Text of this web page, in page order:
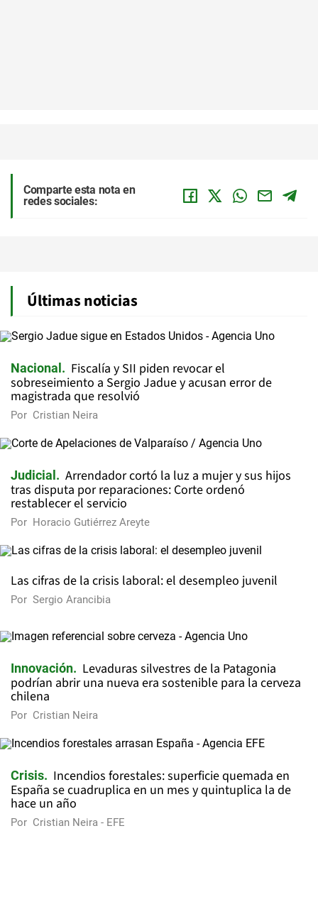
Comparte esta nota en
redes sociales:
Últimas noticias
Nacional
Fiscalía y SII piden revocar el
sobreseimiento a Sergio Jadue y acusan error de
magistrada que resolvió
Por Cristian Neira
Judicial
Arrendador cortó la luz a mujer y sus hijos
tras disputa por reparaciones: Corte ordenó
restablecer el servicio
Por Horacio Gutiérrez Areyte
Las cifras de la crisis laboral: el desempleo juvenil
Por Sergio Arancibia
Innovación
Levaduras silvestres de la Patagonia
podrían abrir una nueva era sostenible para la cerveza
chilena
Por Cristian Neira
Crisis
Incendios forestales: superficie quemada en
España se cuadruplica en un mes y quintuplica la de
hace un año
Por Cristian Neira - EFE